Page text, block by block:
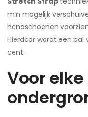
min mogelijk
handschoenen
Hierdoor wordt een bal
cent.
Voor